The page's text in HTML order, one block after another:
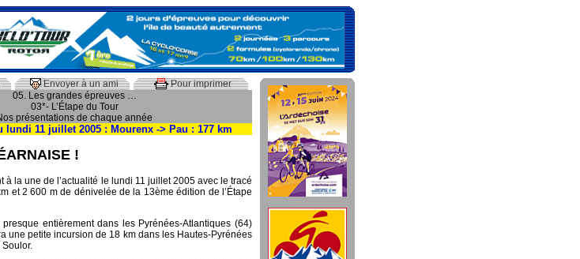
Envoyer à un ami
Pour imprimer
05. Les grandes épreuves …
03*- L’Étape du Tour
présentations de chaque année
lundi 11 juillet 2005 : Mourenx -> Pau : 177 km
!
à la une de l’actualité le lundi 11 juillet 2005 avec le tracé
et 2 600 m de dénivelée de la 13ème édition de l’Étape
entièrement dans les Pyrénées-Atlantiques (64)
une petite incursion de 18 km dans les Hautes-Pyrénées